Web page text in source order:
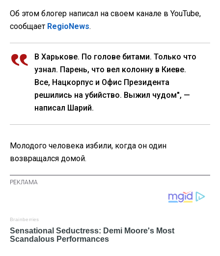
Об этом блогер написал на своем канале в YouTube,
сообщает RegioNews.
В Харькове. По голове битами. Только что
узнал. Парень, что вел колонну в Киеве.
Все, Нацкорпус и Офис Президента
решились на убийство. Выжил чудом", —
написал Шарий.
Молодого человека избили, когда он один
возвращался домой.